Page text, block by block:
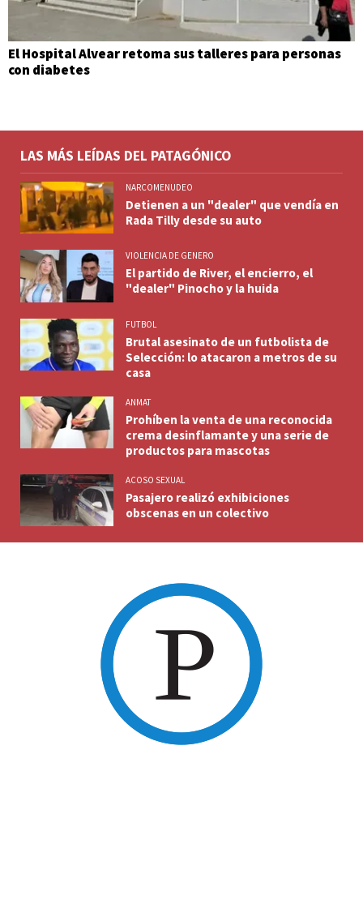
El Hospital Alvear retoma sus talleres para personas
con diabetes
LAS MÁS LEÍDAS DEL PATAGÓNICO
NARCOMENUDEO
Detienen a un "dealer" que vendía en
Rada Tilly desde su auto
VIOLENCIA DE GENERO
El partido de River, el encierro, el
"dealer" Pinocho y la huida
FUTBOL
Brutal asesinato de un futbolista de
Selección: lo atacaron a metros de su
casa
ANMAT
Prohíben la venta de una reconocida
crema desinflamante y una serie de
productos para mascotas
ACOSO SEXUAL
Pasajero realizó exhibiciones
obscenas en un colectivo